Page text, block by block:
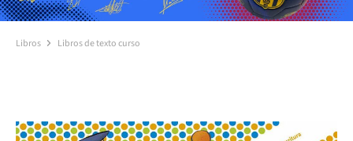
Libros Libros de texto curso